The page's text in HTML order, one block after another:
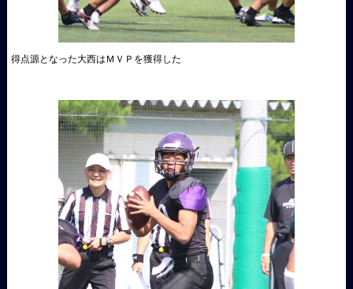
得点源となった大西はＭＶＰを獲得した